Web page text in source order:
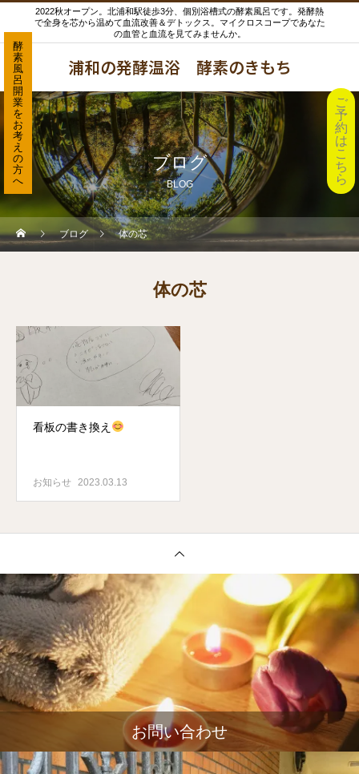
2022秋オープン。北浦和駅徒歩3分、個別浴槽式の酵素風呂です。発酵熱
で全身を芯から温めて血流改善＆デトックス。マイクロスコープであなた
の血管と血流を見てみませんか。
浦和の発酵温浴 酵素のきもち
ブログ
BLOG
ブログ 体の芯
体の芯
看板の書き換え
お知らせ 2023.03.13
お問い合わせ
ご
予
約
は
こ
ち
ら
酵
素
風
呂
開
業
を
お
考
え
の
方
へ